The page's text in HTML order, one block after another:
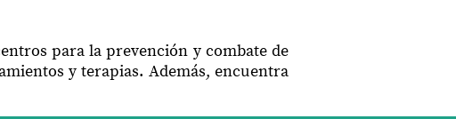
para la prevención y combate de
y terapias. Además, encuentra